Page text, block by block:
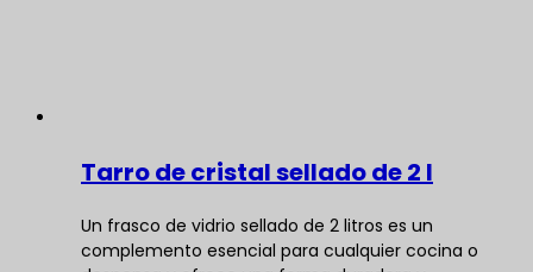
Tarro de cristal sellado de 2 l
Un frasco de vidrio sellado de 2 litros es un
complemento esencial para cualquier cocina o